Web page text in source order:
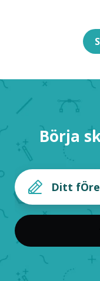
Börja